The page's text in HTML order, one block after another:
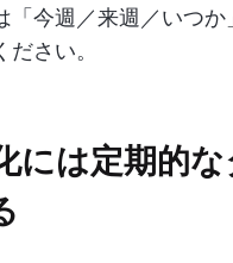
「今週／来週／いつ
さい。
には定期的